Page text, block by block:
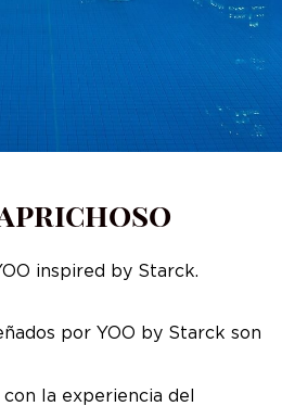
inspired by Starck.
por YOO by Starck son
la experiencia del